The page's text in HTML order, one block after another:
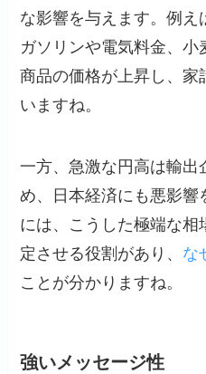
な影響を与えます。例え
ガソリンや電気料金、小
商品の価格が上昇し、家
いますね。
一方、急激な円高は輸出
め、日本経済にも悪影響
には、こうした極端な相
定させる役割があり、 な
ことが分かりますね。
強いメッセージ性